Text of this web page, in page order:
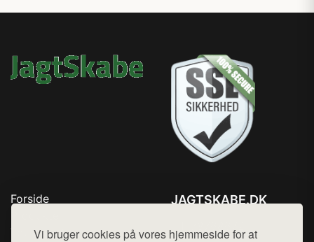
Vi bruger cookies på vores hjemmeside for at
Forside
Top Rabatter
JAGTSKABE.DK